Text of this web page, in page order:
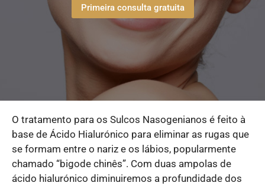
Primeira consulta gratuita
O tratamento para os Sulcos Nasogenianos é feito à
base de Ácido Hialurónico para eliminar as rugas que
se formam entre o nariz e os lábios, popularmente
chamado “bigode chinês”. Com duas ampolas de
ácido hialurónico diminuiremos a profundidade dos